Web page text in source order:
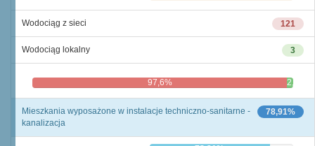
121
Wodociąg z sieci
3
Wodociąg lokalny
97,6% 2,4%
78,91%
Mieszkania wyposażone w instalacje techniczno-sanitarne -
kanalizacja